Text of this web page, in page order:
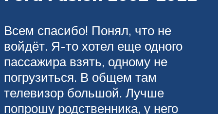
Всем спасибо! Понял, что не
войдёт. Я-то хотел еще одного
пассажира взять, одному не
погрузиться. В общем там
телевизор большой. Лучше
попрошу родственника, у него